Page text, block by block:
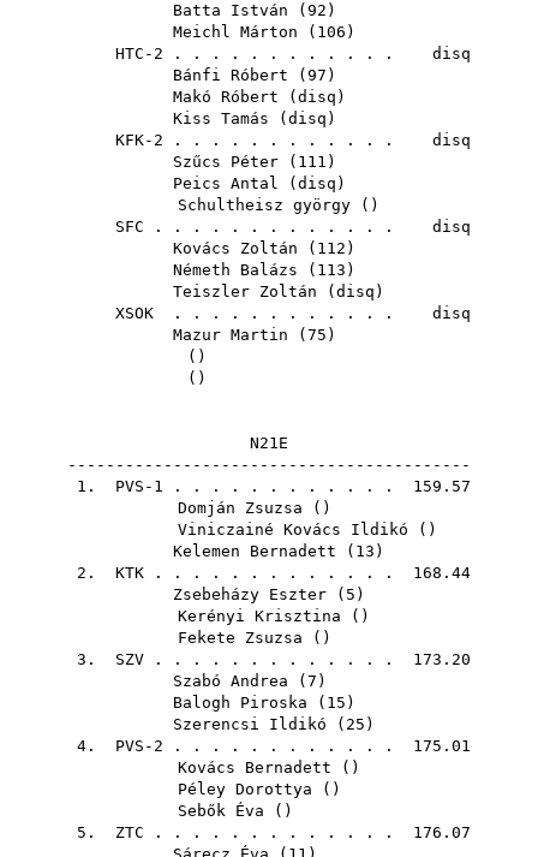
Batta István ( 92 )
Meichl Márton ( 106 )
HTC-2 . . . . . . . . . . . . disq
Bánfi Róbert ( 97 )
Makó Róbert ( disq )
Kiss Tamás ( disq )
KFK-2 . . . . . . . . . . . . disq
Szűcs Péter ( 111 )
Peics Antal ( disq )
Schultheisz györgy ()
SFC . . . . . . . . . . . . . disq
Kovács Zoltán ( 112 )
Németh Balázs ( 113 )
Teiszler Zoltán ( disq )
XSOK . . . . . . . . . . . . disq
Mazur Martin ( 75 )
()
()
N21E
------------------------------------------
1. PVS-1 . . . . . . . . . . . . 159.57
Domján Zsuzsa ()
Viniczainé Kovács Ildikó ()
Kelemen Bernadett ( 13 )
2. KTK . . . . . . . . . . . . . 168.44
Zsebeházy Eszter ( 5 )
Kerényi Krisztina ()
Fekete Zsuzsa ()
3. SZV . . . . . . . . . . . . . 173.20
Szabó Andrea ( 7 )
Balogh Piroska ( 15 )
Szerencsi Ildikó ( 25 )
4. PVS-2 . . . . . . . . . . . . 175.01
Kovács Bernadett ()
Péley Dorottya ()
Sebők Éva ()
5. ZTC . . . . . . . . . . . . . 176.07